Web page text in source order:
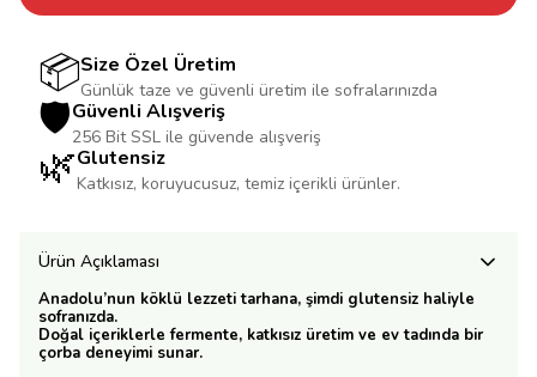
📦Size Özel Üretim
Günlük taze ve güvenli üretim ile sofralarınızda
🛡️Güvenli Alışveriş
256 Bit SSL ile güvende alışveriş
🌿Glutensiz
Katkısız, koruyucusuz, temiz içerikli ürünler.
Ürün Açıklaması
Anadolu’nun köklü lezzeti tarhana, şimdi glutensiz haliyle
sofranızda.
Doğal içeriklerle fermente, katkısız üretim ve ev tadında bir
çorba deneyimi sunar.